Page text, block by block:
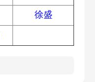
徐盛